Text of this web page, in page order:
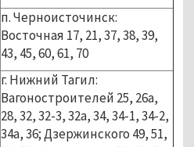
п. Черноисточинск:
Восточная 17, 21, 37, 38, 39,
43, 45, 60, 61, 70
г. Нижний Тагил:
Вагоностроителей 25, 26а,
28, 32, 32-3, 32а, 34, 34-1, 34-2,
34а, 36; Дзержинского 49, 51,